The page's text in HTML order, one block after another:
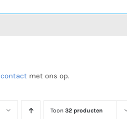
contactmet ons op.
Toon 32 producten